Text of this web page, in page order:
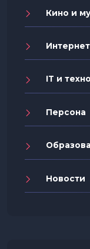
Кино и
Интернет
IT и
Персона
Новости